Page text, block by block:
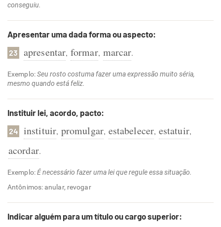
conseguiu.
Apresentar uma dada forma ou aspecto:
23 apresentar, formar, marcar.
Exemplo:Seu rosto costuma fazer uma expressão muito séria,
mesmo quando está feliz.
Instituir lei, acordo, pacto:
24 instituir, promulgar, estabelecer, estatuir,
acordar.
Exemplo:É necessário fazer uma lei que regule essa situação.
Antônimos: anular, revogar
Indicar alguém para um título ou cargo superior: